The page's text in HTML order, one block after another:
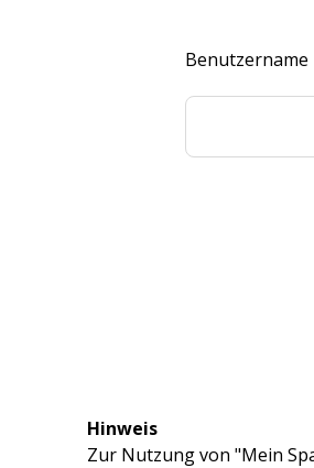
Benutzername
Hinweis
Zur Nutzung von "Mein